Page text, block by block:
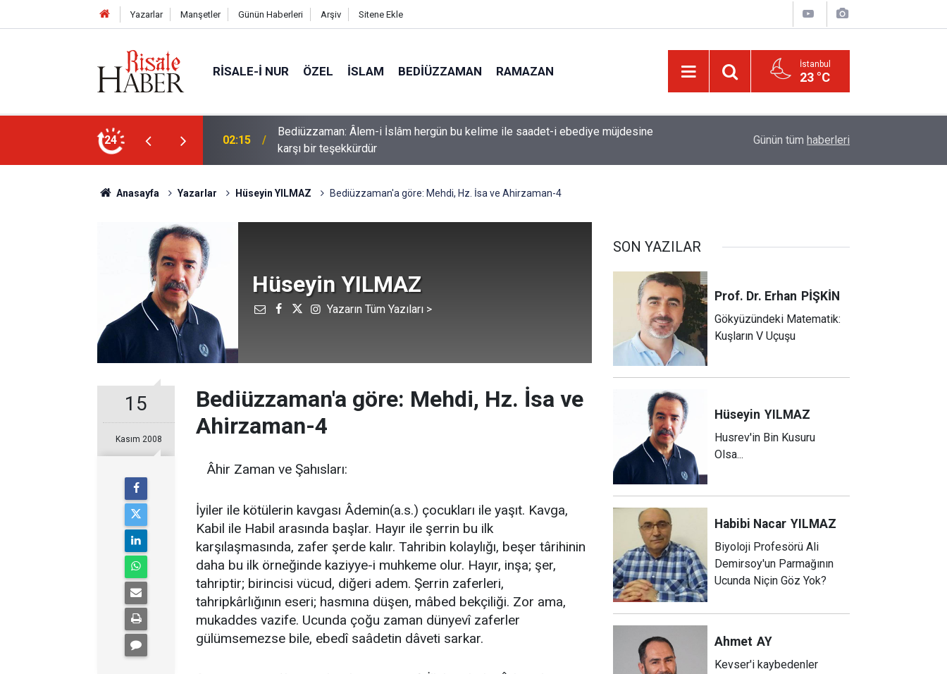
Yazarlar Manşetler Günün Haberleri Arşiv Sitene Ekle
RISALE-I NUR ÖZEL İSLAM BEDIÜZZAMAN RAMAZAN İstanbul
23 °C
24
bu kelime ile saadet-i ebediye müjdesine
01:45 Cimrilik etme ki, Allah da senden ihsanını kesmesin Bildirilmedi mi ki insan için, kendi çalıştığından
Günün tüm haberleri
Anasayfa Yazarlar Hüseyin YILMAZ Bediüzzaman'a göre: Mehdi, Hz. İsa ve Ahirzaman-4
Hüseyin YILMAZ
Yazarın Tüm Yazıları >
15
Kasım 2008
Bediüzzaman'a göre: Mehdi, Hz. İsa ve
Ahirzaman-4
Âhir Zaman ve Şahısları:
İyiler ile kötülerin kavgası Âdemin(a.s.) çocukları ile yaşıt. Kavga,
Kabil ile Habil arasında başlar. Hayır ile şerrin bu ilk
karşılaşmasında, zafer şerde kalır. Tahribin kolaylığı, beşer târihinin
daha bu ilk örneğinde kaziyye-i muhkeme olur. Hayır, inşa; şer,
tahriptir; birincisi vücud, diğeri adem. Şerrin zaferleri,
tahripkârlığının eseri; hasmına düşen, mâbed bekçiliği. Zor ama,
mukaddes vazife. Ucunda çoğu zaman dünyevî zaferler
gülümsemezse bile, ebedî saâdetin dâveti sarkar.
SON YAZILAR
Prof. Dr. Erhan PİŞKİN
Gökyüzündeki Matematik:
Kuşların V Uçuşu
Hüseyin YILMAZ
Husrev'in Bin Kusuru
Olsa...
Habibi Nacar YILMAZ
Biyoloji Profesörü Ali
Demirsoy'un Parmağının
Ucunda Niçin Göz Yok?
Ahmet AY
Kevser'i kaybedenler